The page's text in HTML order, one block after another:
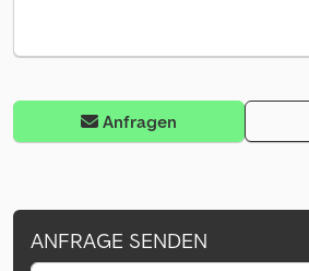
Anfragen
ANFRAGE SENDEN